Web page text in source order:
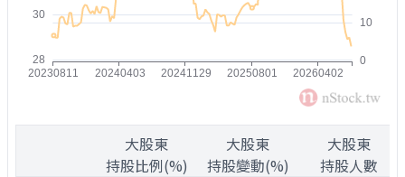
大股東
持股比例(%)
大股東
持股變動(%)
大股東
持股人數